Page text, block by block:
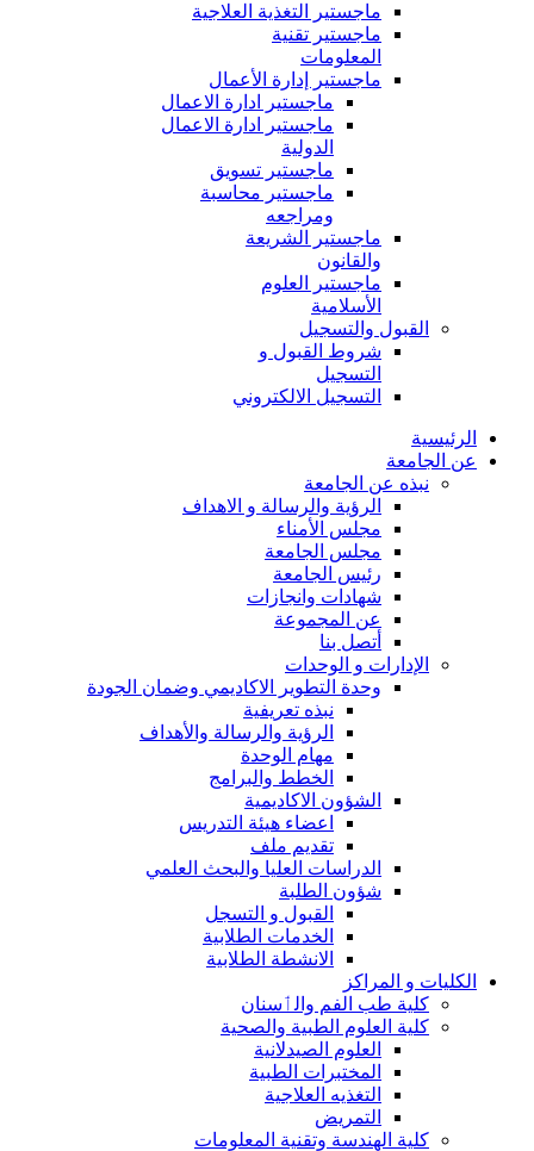
ماجستير التغذية العلاجية
ماجستير تقنية
المعلومات
ماجستير إدارة الأعمال
ماجستير ادارة الاعمال
ماجستير ادارة الاعمال
الدولية
ماجستير تسويق
ماجستير محاسبة
ومراجعه
ماجستير الشريعة
والقانون
ماجستير العلوم
الأسلامية
القبول والتسجيل
شروط القبول و
التسجيل
التسجيل الالكتروني
الرئيسية
عن الجامعة
نبذه عن الجامعة
الرؤية والرسالة و الاهداف
مجلس الأمناء
مجلس الجامعة
رئيس الجامعة
شهادات وانجازات
عن المجموعة
أتصل بنا
الإدارات و الوحدات
وحدة التطوير الاكاديمي وضمان الجودة
نبذه تعريفية
الرؤية والرسالة والأهداف
مهام الوحدة
الخطط والبرامج
الشؤون الاكاديمية
اعضاء هيئة التدريس
تقديم ملف
الدراسات العليا والبحث العلمي
شؤون الطلبة
القبول و التسجل
الخدمات الطلابية
الانشطة الطلابية
الكليات و المراكز
كلية طب الفم والٲسنان
كلية العلوم الطبية والصحية
العلوم الصيدلانية
المختبرات الطبية
التغذيه العلاجية
التمريض
كلية الهندسة وتقنية المعلومات